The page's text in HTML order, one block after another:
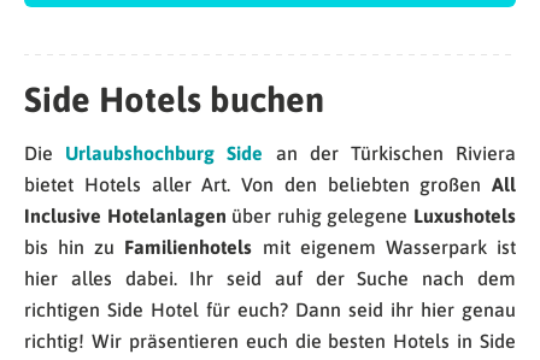
Side Hotels buchen
Die Urlaubshochburg Side an der Türkischen Riviera
bietet Hotels aller Art. Von den beliebten großen All
Inclusive Hotelanlagen über ruhig gelegene Luxushotels
bis hin zu Familienhotels mit eigenem Wasserpark ist
hier alles dabei. Ihr seid auf der Suche nach dem
richtigen Side Hotel für euch? Dann seid ihr hier genau
richtig! Wir präsentieren euch die besten Hotels in Side